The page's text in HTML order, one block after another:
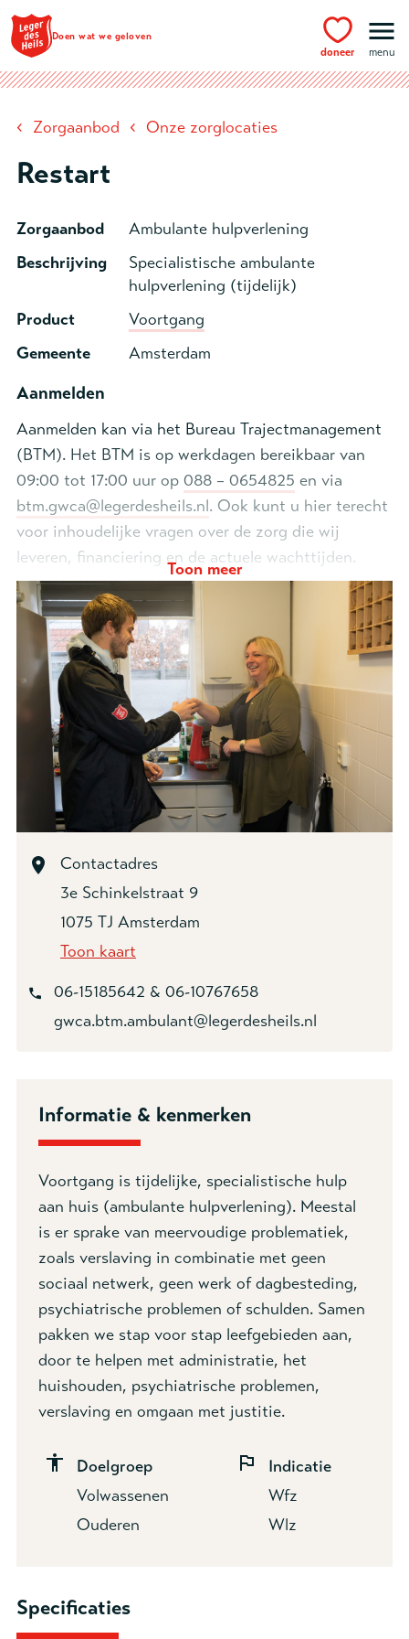
Ga naar hoofdinhoud
Doen wat we geloven
doneer menu
‹ Zorgaanbod ‹ Onze zorglocaties
Restart
Zorgaanbod
Ambulante hulpverlening
Beschrijving
Specialistische ambulante
hulpverlening (tijdelijk)
Product
Voortgang
Gemeente
Amsterdam
Aanmelden
Aanmelden kan via het Bureau Trajectmanagement
(BTM). Het BTM is op werkdagen bereikbaar van
09:00 tot 17:00 uur op 088 – 0654825 en via
btm.gwca@legerdesheils.nl. Ook kunt u hier terecht
voor inhoudelijke vragen over de zorg die wij
leveren, financiering en de actuele wachttijden.
Contactformulier Wijkzorg:
Naam verwijzer *
Organisatie *
Emailadres *
Telefoonnummer *
18-
18+
Overig
Uw vraag *
Contactformulier Omslagwoningen:
Naam verwijzer *
Organisatie *
Emailadres *
Toon meer
Contactadres
3e Schinkelstraat 9
1075 TJ Amsterdam
Toon kaart
06-15185642 & 06-10767658
gwca.btm.ambulant@legerdesheils.nl
Informatie & kenmerken
Voortgang is tijdelijke, specialistische hulp
aan huis (ambulante hulpverlening). Meestal
is er sprake van meervoudige problematiek,
zoals verslaving in combinatie met geen
sociaal netwerk, geen werk of dagbesteding,
psychiatrische problemen of schulden. Samen
pakken we stap voor stap leefgebieden aan,
door te helpen met administratie, het
huishouden, psychiatrische problemen,
verslaving en omgaan met justitie.
Doelgroep
Volwassenen
Ouderen
Indicatie
Wfz
Wlz
Specificaties